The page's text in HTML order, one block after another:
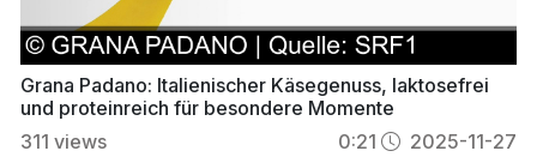
Grana Padano: Italienischer Käsegenuss, laktosefrei
und proteinreich für besondere Momente
311 views 0:21 2025-11-27